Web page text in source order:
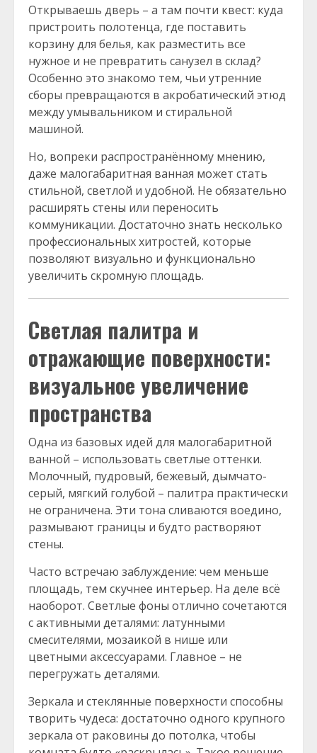
Открываешь дверь – а там почти квест: куда
пристроить полотенца, где поставить
корзину для белья, как разместить все
нужное и не превратить санузел в склад?
Особенно это знакомо тем, чьи утренние
сборы превращаются в акробатический этюд
между умывальником и стиральной
машиной.
Но, вопреки распространённому мнению,
даже малогабаритная ванная может стать
стильной, светлой и удобной. Не обязательно
расширять стены или переносить
коммуникации. Достаточно знать несколько
профессиональных хитростей, которые
позволяют визуально и функционально
увеличить скромную площадь.
Светлая палитра и
отражающие поверхности:
визуальное увеличение
пространства
Одна из базовых идей для малогабаритной
ванной – использовать светлые оттенки.
Молочный, пудровый, бежевый, дымчато-
серый, мягкий голубой – палитра практически
не ограничена. Эти тона сливаются воедино,
размывают границы и будто растворяют
стены.
Часто встречаю заблуждение: чем меньше
площадь, тем скучнее интерьер. На деле всё
наоборот. Светлые фоны отлично сочетаются
с активными деталями: латунными
смесителями, мозаикой в нише или
цветными аксессуарами. Главное – не
перегружать деталями.
Зеркала и стеклянные поверхности способны
творить чудеса: достаточно одного крупного
зеркала от раковины до потолка, чтобы